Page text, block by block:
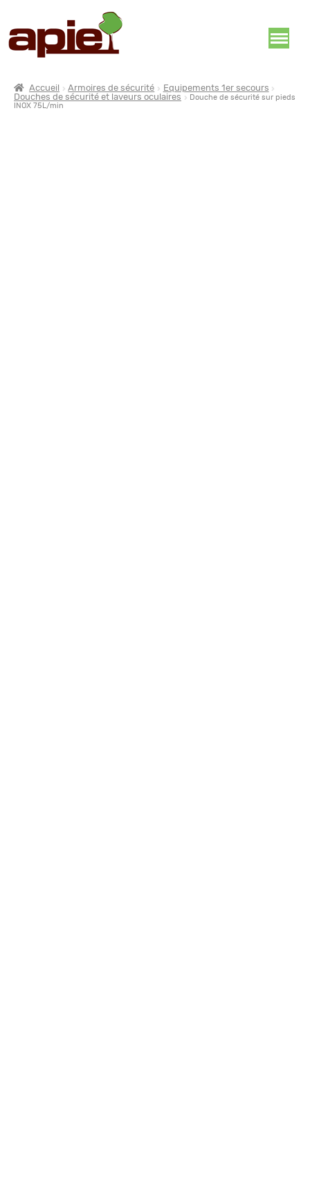
Accueil Armoires de sécurité
Equipements 1er secours
Douches de sécurité et laveurs oculaires
Douche de sécurité sur pieds
INOX 75L/min